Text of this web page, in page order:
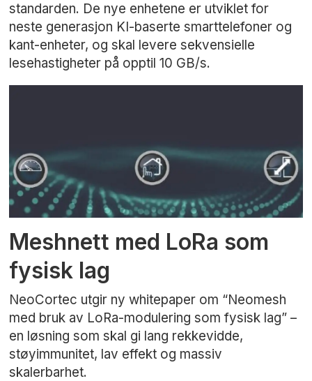
standarden. De nye enhetene er utviklet for
neste generasjon KI-baserte smarttelefoner og
kant-enheter, og skal levere sekvensielle
lesehastigheter på opptil 10 GB/s.
Meshnett med LoRa som
fysisk lag
NeoCortec utgir ny whitepaper om “Neomesh
med bruk av LoRa-modulering som fysisk lag” –
en løsning som skal gi lang rekkevidde,
støyimmunitet, lav effekt og massiv
skalerbarhet.